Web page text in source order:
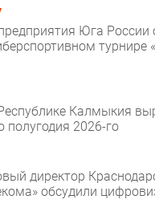
Юга
турнире
Калмыкия
полугодия 2026-го
директор
обсудили